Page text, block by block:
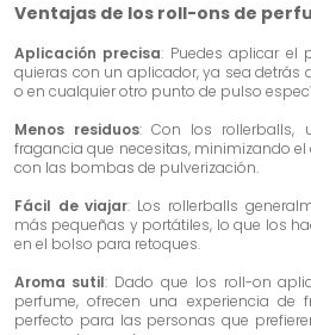
Ventajas de los roll-ons de
Aplicación precisa: Puedes aplicar el
quieras con un aplicador, ya sea detrás
o en cualquier otro punto de pulso
Menos residuos: Con los rollerballs,
fragancia que necesitas, minimizando
con las bombas de pulverización.
Fácil de viajar: Los rollerballs
más pequeñas y portátiles, lo que los
en el bolso para retoques.
Aroma sutil: Dado que los roll-on
perfume, ofrecen una experiencia de
perfecto para las personas que